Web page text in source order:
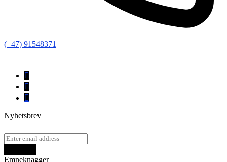
(+47) 91548371
Nyhetsbrev
Emneknagger